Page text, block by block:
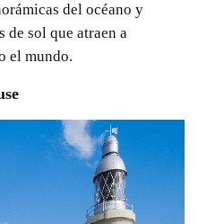
del océano y
de sol que atraen a
el mundo.